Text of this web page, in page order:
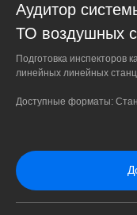
Аудитор
ТО воздушных
Подготовка инспекторов
линейных линейных
Доступные форматы: